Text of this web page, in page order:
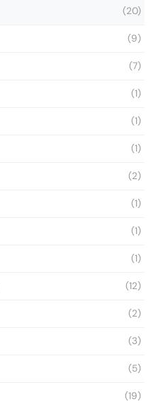
(20)
(9)
(7)
(1)
(1)
(1)
(2)
(1)
(1)
(1)
(12)
(2)
(3)
(5)
(19)